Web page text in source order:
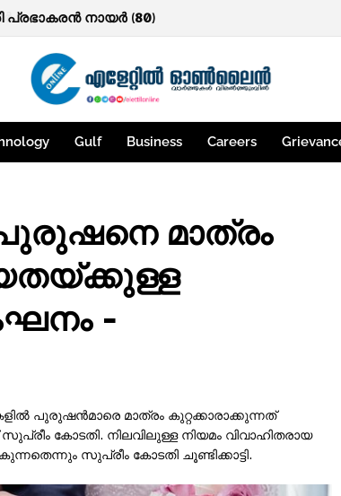
പ്രഭാകരന്‍ നായർ (80)
Gulf Business Careers
മാത്രം
-
പുരുഷന്‍മാരെ മാത്രം കുറ്റക്കാരാക്കുന്നത്
കോടതി. നിലവിലുള്ള നിയമം വിവാഹിതരായ
സുപ്രീം കോടതി ചൂണ്ടിക്കാട്ടി.